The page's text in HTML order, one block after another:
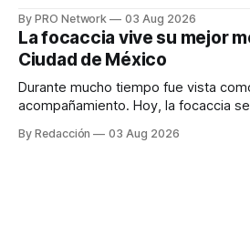
para los textos, alguien que supiera
para encontrar prospectos, un
llamadas y mensajes, y —con
By PRO Network 03 Aug 2026
La focaccia vive su mejor
Ciudad de México
Durante mucho tiempo fue vista
acompañamiento. Hoy, la focaccia
artesanal, ingredientes de calidad y
By Redacción 03 Aug 2026